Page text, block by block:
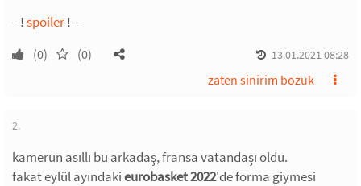
--!spoiler!--
(0) (0) 13.01.2021 08:28
zaten sinirim bozuk
2.
kamerun asıllı bu arkadaş, fransa vatandaşı oldu.
fakat eylül ayındakieurobasket 2022'de forma giymesi